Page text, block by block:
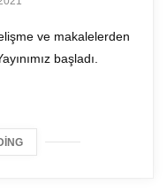
ve makalelerden
başladı.